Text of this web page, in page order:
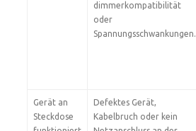
dimmerkompatibilität
oder
Spannungsschwankungen.
Gerät an
Steckdose
Defektes Gerät,
Kabelbruch oder kein